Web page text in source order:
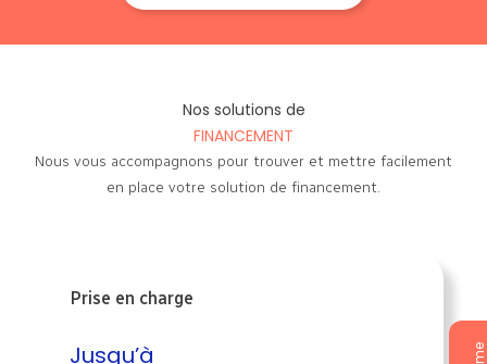
Nos solutions de
FINANCEMENT
Nous vous accompagnons pour trouver et mettre facilement
en place votre solution de financement.
Prise en charge
Jusqu’à